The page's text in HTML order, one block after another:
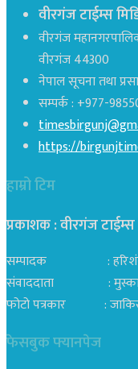
वीरगंज टाईम्स
वीरगंज
वीरगंज 44300
नेपाल सूचना तथा
सम्पर्क : +977-
https://
हाम्रो टिम
प्रकाशक : वीरगंज टाईम्स
सम्पादक : हरिशंकर
संवाददाता : मुस्कान
फोटो पत्रकार : जाकिर
फेसबुक फ्यानपेज